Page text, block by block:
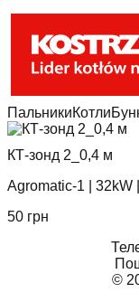
ПальникиКотли
КТ-зонд 2_0,4 м
Agromatic-1
32kW
50 грн
©